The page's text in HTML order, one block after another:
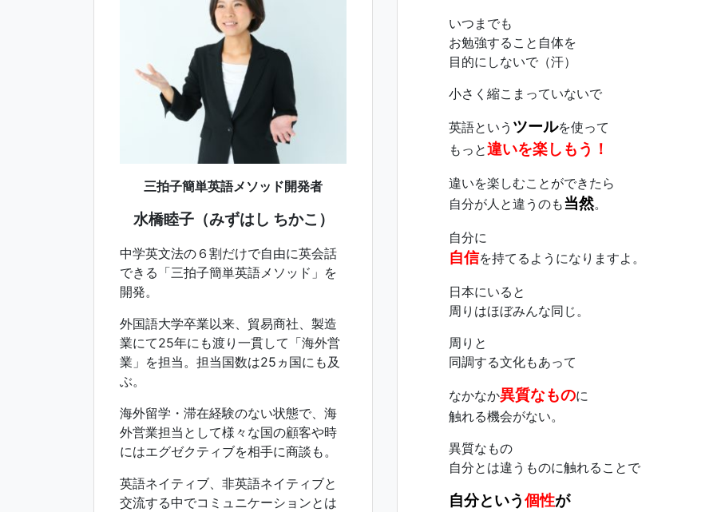
いつまでも
お勉強すること自体を
目的にしないで（汗）
小さく縮こまっていないで
英語という ツールを使って
もっと違いを楽しもう！
違いを楽しむことができたら
自分が人と違うのも当然。
自分に
自信を持てるようになりますよ。
日本にいると
周りはほぼみんな同じ。
周りと
同調する文化もあって
なかなか異質なものに
触れる機会がない。
異質なもの
自分とは違うものに触れることで
自分という個性が
三拍子簡単英語メソッド開発者
水橋睦子（みずはし ちかこ）
中学英文法の６割だけで自由に英会話
できる「三拍子簡単英語メソッド」を
開発。
外国語大学卒業以来、貿易商社、製造
業にて25年にも渡り一貫して「海外営
業」を担当。担当国数は25ヵ国にも及
ぶ。
海外留学・滞在経験のない状態で、海
外営業担当として様々な国の顧客や時
にはエグゼクティブを相手に商談も。
英語ネイティブ、非英語ネイティブと
交流する中でコミュニケーションとは